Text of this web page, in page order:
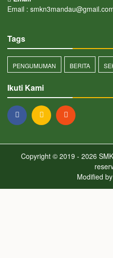
Email :
Tags
PENGUMUMAN BERITA
Ikuti Kami
Copyright © 2019 - 2026
Modified by